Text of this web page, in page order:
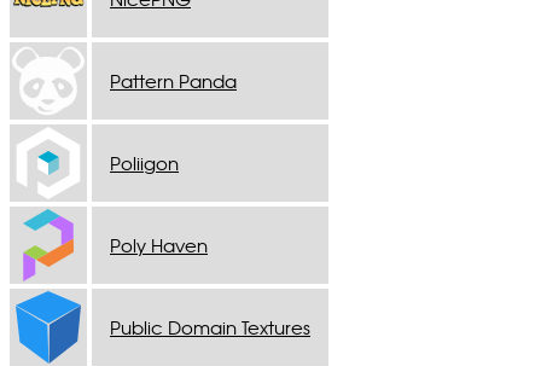
Pattern Panda
Poliigon
Poly Haven
Public Domain Textures